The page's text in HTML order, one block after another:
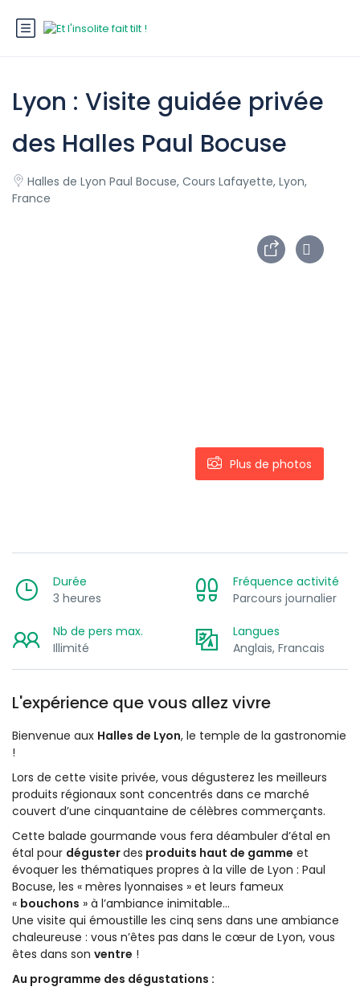
Lyon : Visite guidée privée
des Halles Paul Bocuse
Halles de Lyon Paul Bocuse, Cours Lafayette, Lyon,
France
Plus de photos
Durée
3 heures
Fréquence activité
Parcours journalier
Nb de pers max.
Illimité
Langues
Anglais, Francais
L'expérience que vous allez vivre
Bienvenue aux Halles de Lyon, le temple de la gastronomie
!
Lors de cette visite privée, vous dégusterez les meilleurs
produits régionaux sont concentrés dans ce marché
couvert d’une cinquantaine de célèbres commerçants.
Cette balade gourmande vous fera déambuler d’étal en
étal pour dégusterdes produits haut de gamme et
évoquer les thématiques propres à la ville de Lyon : Paul
Bocuse, les « mères lyonnaises » et leurs fameux
« bouchons » à l’ambiance inimitable…
Une visite qui émoustille les cinq sens dans une ambiance
chaleureuse : vous n’êtes pas dans le cœur de Lyon, vous
êtes dans son ventre !
Au programme des dégustations :